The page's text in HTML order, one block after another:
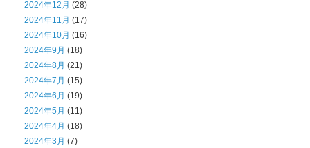
2024年12月 (28)
2024年11月 (17)
2024年10月 (16)
2024年9月 (18)
2024年8月 (21)
2024年7月 (15)
2024年6月 (19)
2024年5月 (11)
2024年4月 (18)
2024年3月 (7)